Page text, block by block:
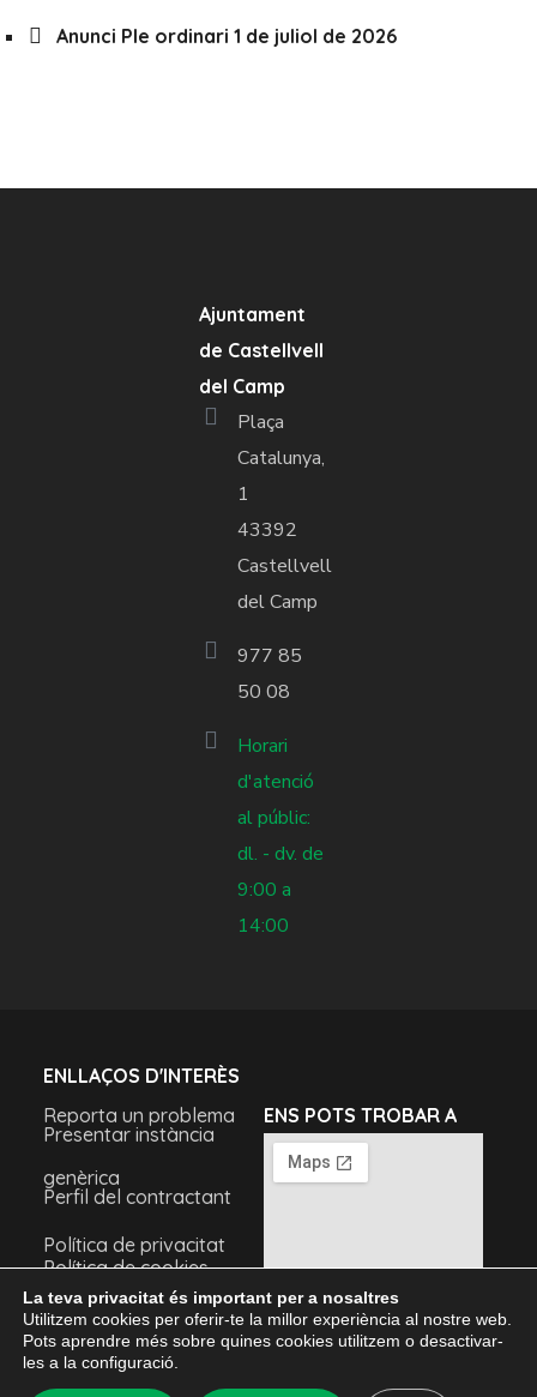
Anunci Ple ordinari 1 de juliol de 2026
Ajuntament
de Castellvell
del Camp
Plaça
Catalunya,
1
43392
Castellvell
del Camp
977 85
50 08
Horari
d'atenció
al públic:
dl. - dv. de
9:00 a
14:00
ENLLAÇOS D'INTERÈS
Reporta un problema
Presentar instància
genèrica
Perfil del contractant
Política de privacitat
Política de cookies
Avís legal
ENS POTS TROBAR A
La teva privacitat és important per a nosaltres
Utilitzem cookies per oferir-te la millor experiència al nostre web.
Pots aprendre més sobre quines cookies utilitzem o desactivar-
les a la configuració.